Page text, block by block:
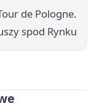
de Pologne.
spod Rynku